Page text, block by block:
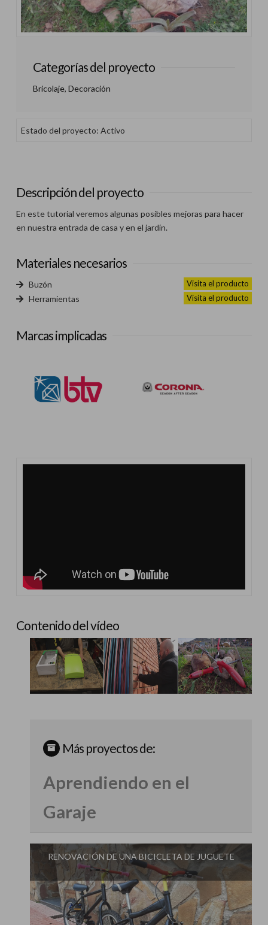
Categorías del proyecto
Bricolaje, Decoración
Estado del proyecto: Activo
Descripción del proyecto
En este tutorial veremos algunas posibles mejoras para hacer
en nuestra entrada de casa y en el jardín.
Materiales necesarios
Buzón Visita el producto
Herramientas Visita el producto
Marcas implicadas
Contenido del vídeo
Más proyectos de:
Aprendiendo en el
Garaje
RENOVACIÓN DE UNA BICICLETA DE JUGUETE